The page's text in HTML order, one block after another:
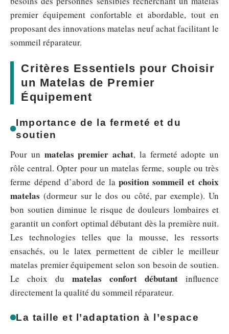
premier équipement confortable et abordable, tout en
proposant des innovations matelas neuf achat facilitant le
sommeil réparateur.
Critères Essentiels pour Choisir
un Matelas de Premier
Équipement
Importance de la fermeté et du
soutien
Pour un matelas premier achat, la fermeté adopte un
rôle central. Opter pour un matelas ferme, souple ou très
ferme dépend d’abord de laposition sommeil et choix
matelas (dormeur sur le dos ou côté, par exemple). Un
bon soutien diminue le risque de douleurs lombaires et
garantit un confort optimal débutant dès la première nuit.
Les technologies telles que la mousse, les ressorts
ensachés, ou le latex permettent de cibler le meilleur
matelas premier équipement selon son besoin de soutien.
Le choix du matelas confort débutant influence
directement la qualité du sommeil réparateur.
La taille et l’adaptation à l’espace